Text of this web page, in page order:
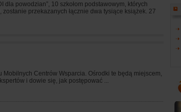
dla powodzian”, 10 szkołom podstawowym, których
przekazanych łącznie dwa tysiące książek. 27
Mobilnych Centrów Wsparcia. Ośrodki te będą miejscem,
i dowie się, jak postępować ...